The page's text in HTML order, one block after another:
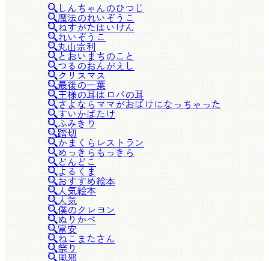
しんちゃんのひつじ
魔法のれいぞうこ
ねすがたはいけん
れいぞうこ
丸山宗利
とおいまちのこと
つるのおんがえし
クリスマス
最後の一葉
王様の耳はロバの耳
さよならママがおばけになっちゃった
すいかばたけ
ふみきり
踏切
かまくらレストラン
めっきらもっきら
どんどこ
よるくま
おすすめ絵本
人気絵本
人気
僕のクレヨン
ぬりかべ
富安
ねこまたさん
祭り
風邪